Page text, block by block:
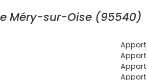
peu
Au
de
qualité de
Méry-sur-Oise (95540)